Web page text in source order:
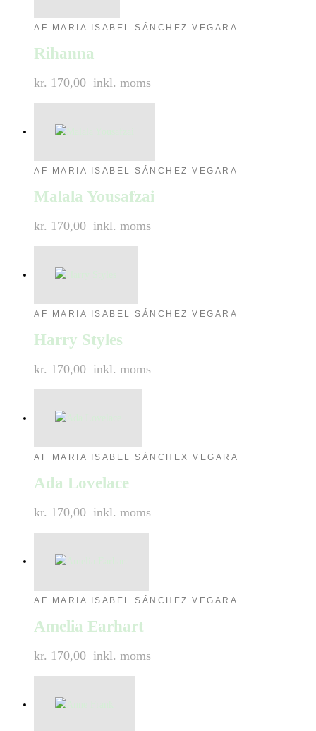
AF MARIA ISABEL SÁNCHEZ VEGARA
Rihanna
kr. 170,00 inkl. moms
AF MARIA ISABEL SÁNCHEZ VEGARA
Malala Yousafzai
kr. 170,00 inkl. moms
AF MARIA ISABEL SÁNCHEZ VEGARA
Harry Styles
kr. 170,00 inkl. moms
AF MARIA ISABEL SÁNCHEX VEGARA
Ada Lovelace
kr. 170,00 inkl. moms
AF MARIA ISABEL SÁNCHEZ VEGARA
Amelia Earhart
kr. 170,00 inkl. moms